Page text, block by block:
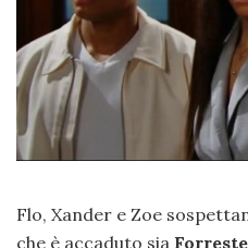
Flo, Xander e Zoe
che è accaduto sia